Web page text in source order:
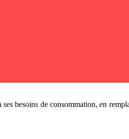
besoins de consommation, en